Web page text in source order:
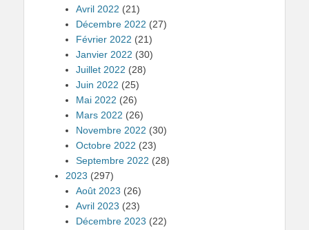
Avril 2022 (21)
Décembre 2022 (27)
Février 2022 (21)
Janvier 2022 (30)
Juillet 2022 (28)
Juin 2022 (25)
Mai 2022 (26)
Mars 2022 (26)
Novembre 2022 (30)
Octobre 2022 (23)
Septembre 2022 (28)
2023 (297)
Août 2023 (26)
Avril 2023 (23)
Décembre 2023 (22)